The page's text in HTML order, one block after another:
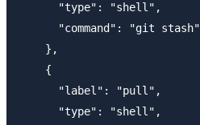
      "type": "shell",
      "command": "git stash"
    },
    {
      "label": "pull",
      "type": "shell",